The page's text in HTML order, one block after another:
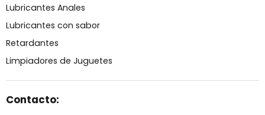
Lubricantes Anales
Lubricantes con sabor
Retardantes
Limpiadores de Juguetes
Contacto: